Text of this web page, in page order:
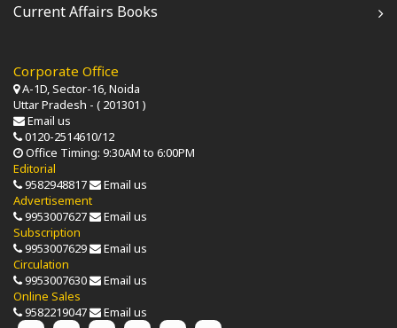
Current Affairs Books
Corporate Office
A-1D, Sector-16, Noida
Uttar Pradesh - ( 201301 )
Email us
0120-2514610/12
Office Timing: 9:30AM to 6:00PM
Editorial
9582948817
Email us
Advertisement
9953007627
Email us
Subscription
9953007629
Email us
Circulation
9953007630
Email us
Online Sales
9582219047
Email us